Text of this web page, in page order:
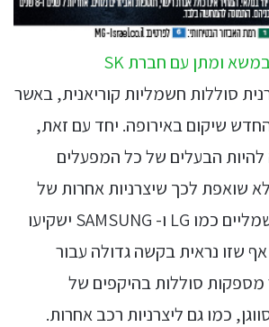
נמצאת במשא ומתן עם חברת SK
סוללות חשמליות קוריאנית, באשר
שיקום באירופה. יחד עם זאת,
להיות הבעלים של כל המפעלים
שואפת לכך שיצרניות אחרות של
סוללות לרכבים חשמליים כמו LG ו- SAMSUNG ישקיעו
שזו נראית בקשה גדולה עבור
מספקות סוללות בהיקפים של
כמו גם ליצרניות רכב אחרות.